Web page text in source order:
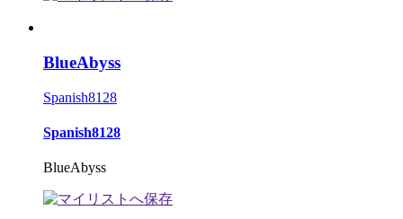
BlueAbyss
Spanish8128
Spanish8128
BlueAbyss